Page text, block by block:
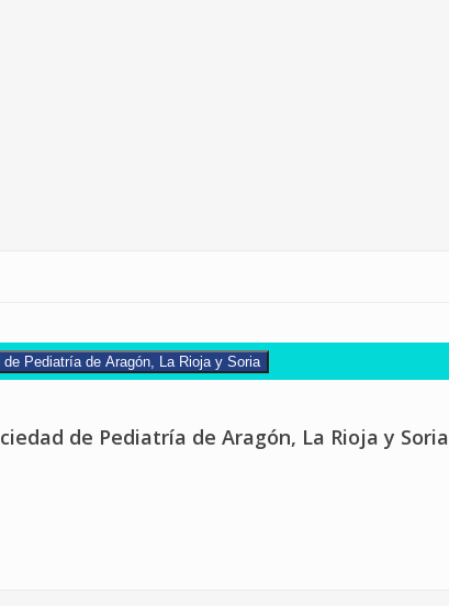
de Pediatría de Aragón, La Rioja y Soria
de Pediatría de Aragón, La Rioja y Soria